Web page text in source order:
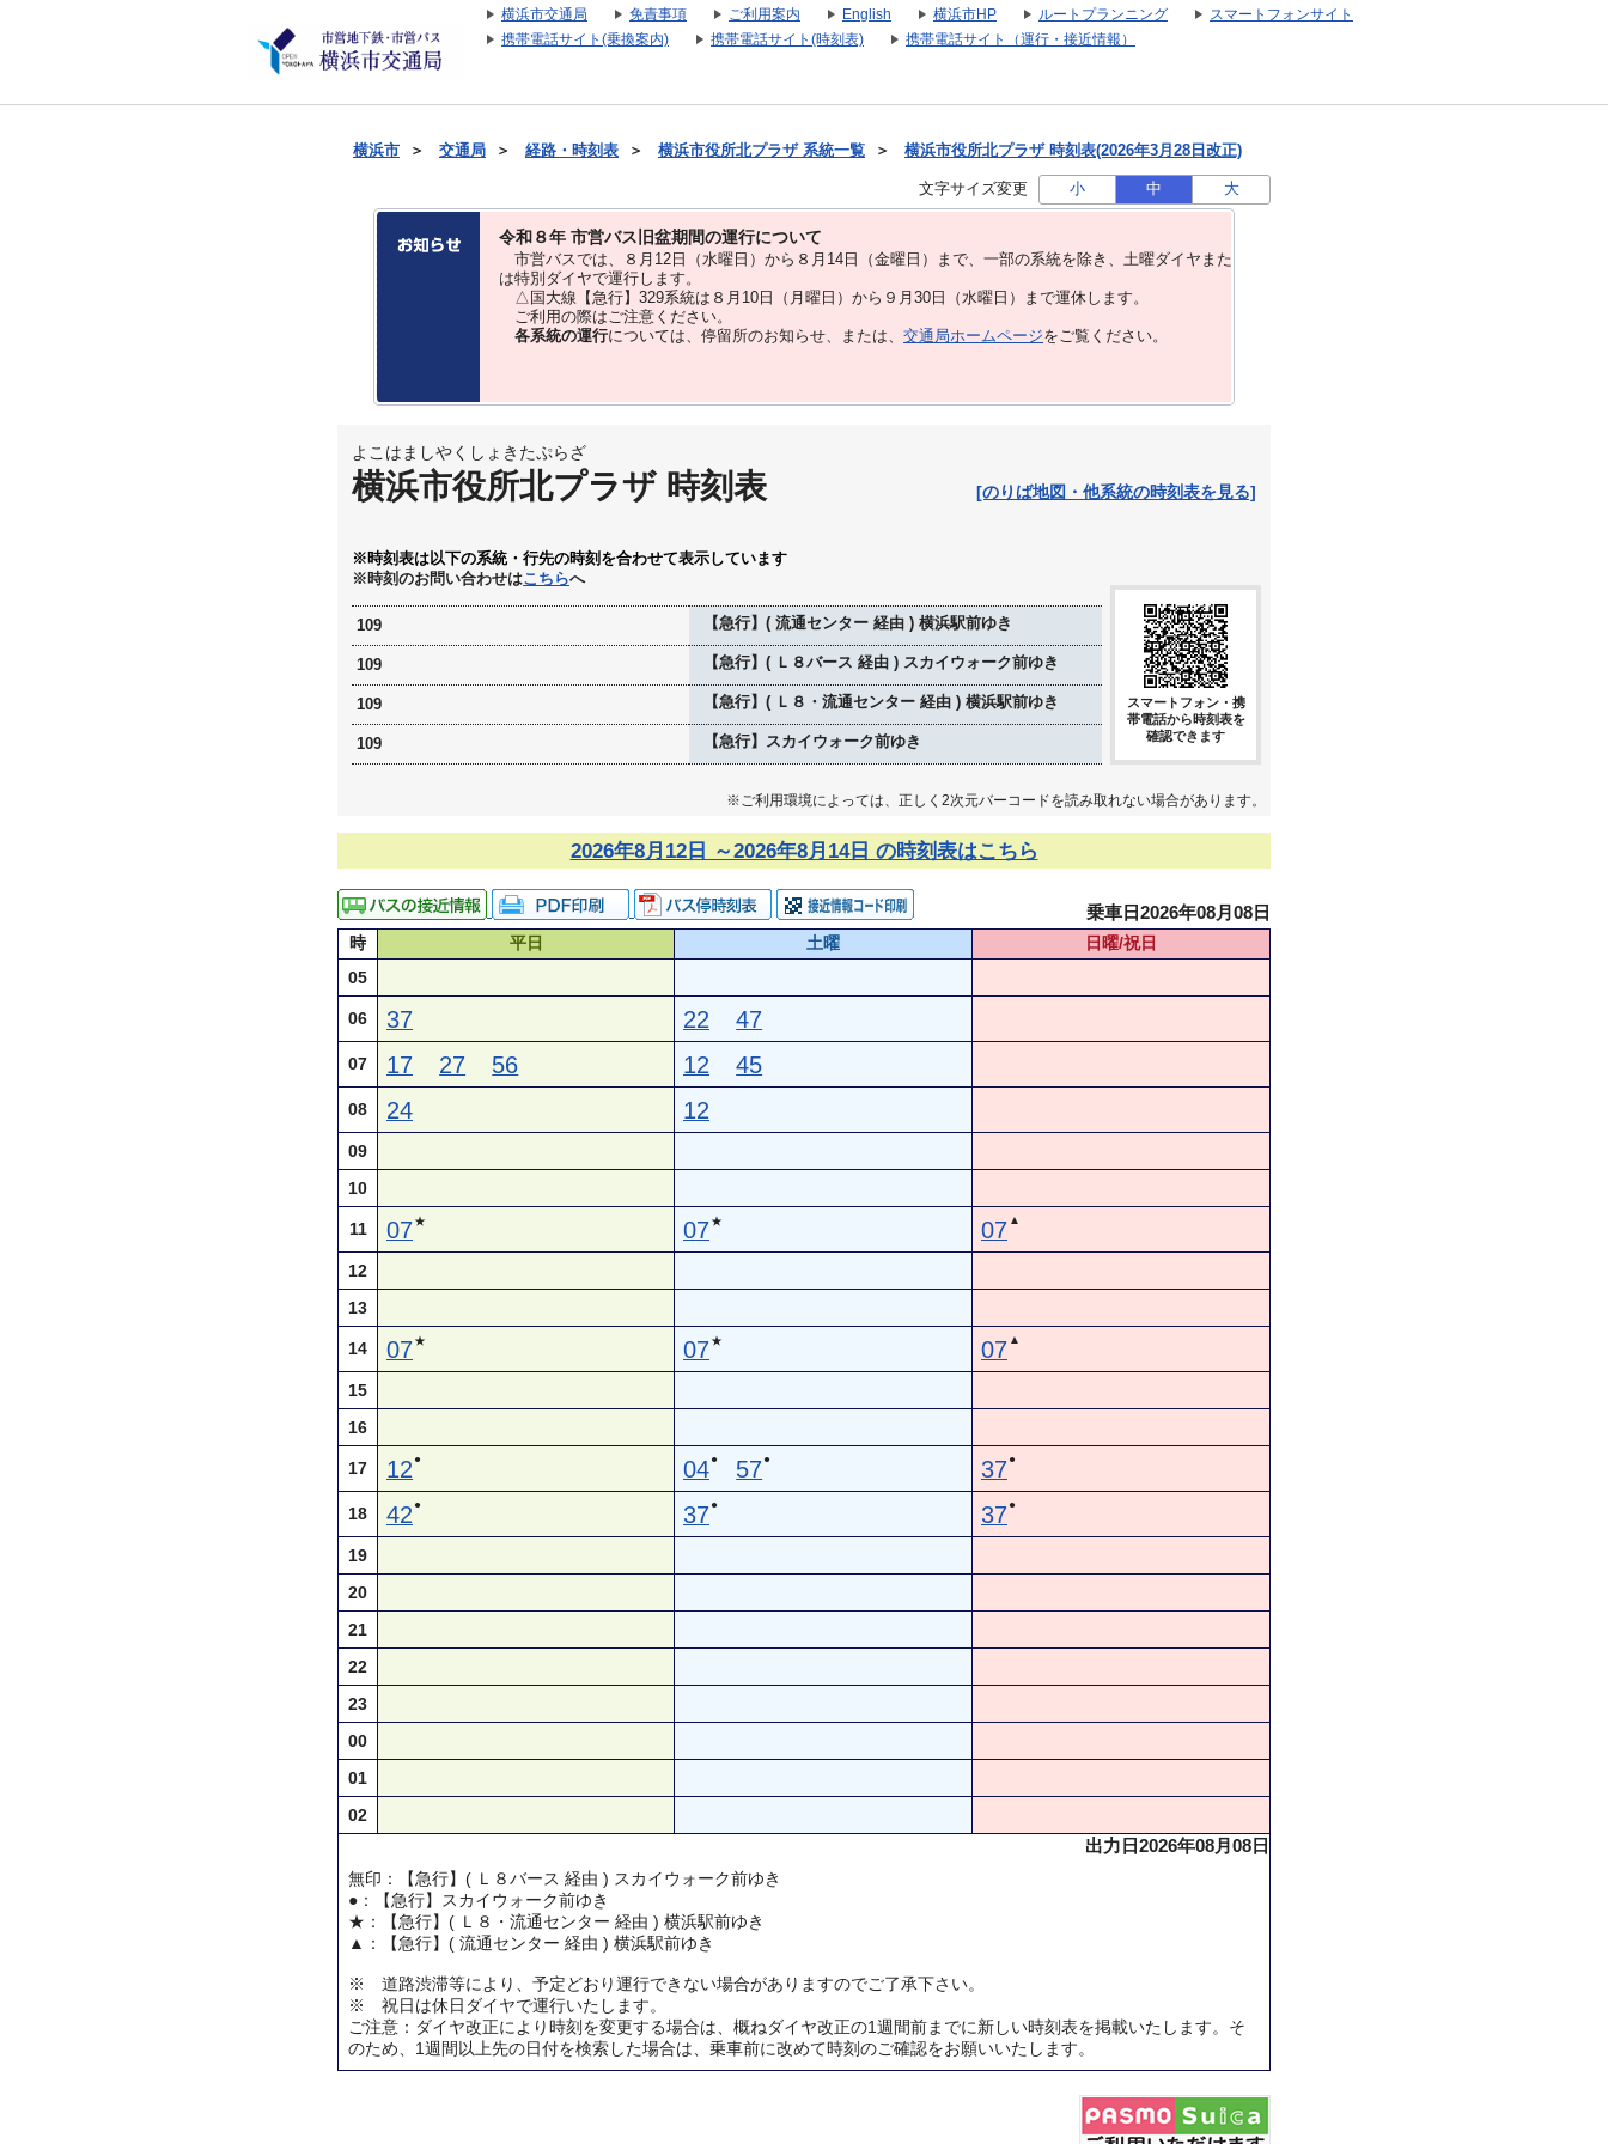
横浜市交通局 免責事項 ご利用案内 English 横浜市HP ルートプランニング
スマートフォンサイト
携帯電話サイト(乗換案内)
携帯電話サイト(時刻表) 携帯電話サイト（運行・接近情報）
横浜市 ＞ 交通局 ＞ 経路・時刻表 ＞ 横浜市役所北プラザ 系統一覧 ＞ 横浜市役所北プラザ 時刻表(2026年3月28日改正)
文字サイズ変更 小 中 大
令和８年 市営バス旧盆期間の運行について
市営バスでは、８⽉12⽇（水曜日）から８⽉14⽇（金曜日）まで、⼀部の系統を除き、⼟曜ダイヤまた
は特別ダイヤで運⾏します。
△国大線【急行】329系統は８月10日（月曜日）から９月30日（水曜日）まで運休します。
ご利用の際はご注意ください。
各系統の運行については、停留所のお知らせ、または、 交通局ホームページをご覧ください。
よこはましやくしょきたぷらざ
横浜市役所北プラザ 時刻表 [のりば地図・他系統の時刻表を見る]
※時刻表は以下の系統・行先の時刻を合わせて表示しています
※時刻のお問い合わせはこちらへ
109 【急行】( 流通センター 経由 ) 横浜駅前ゆき
109 【急行】( Ｌ８バース 経由 ) スカイウォーク前ゆき
109 【急行】( Ｌ８・流通センター 経由 ) 横浜駅前ゆき
109 【急行】スカイウォーク前ゆき
スマートフォン・携
帯電話から時刻表を
確認できます
※ご利用環境によっては、正しく2次元バーコードを読み取れない場合があります。
2026年8月12日 ～2026年8月14日 の時刻表はこちら
乗車日2026年08月08日
時 平日 土曜
日曜/祝日
05
06 37 22 47
07 17 27 56 12 45
08 24 12
09
10
11 07★ 07★ 07 ▲
12
13
14 07★ 07★ 07 ▲
15
16
17 12 ● 04● 57● 37●
18 42 ● 37● 37●
19
20
21
22
23
00
01
02
出力日2026年08月08日
無印：【急行】( Ｌ８バース 経由 ) スカイウォーク前ゆき
●：【急行】スカイウォーク前ゆき
★：【急行】( Ｌ８・流通センター 経由 ) 横浜駅前ゆき
▲：【急行】( 流通センター 経由 ) 横浜駅前ゆき
※ 道路渋滞等により、予定どおり運行できない場合がありますのでご了承下さい。
※ 祝日は休日ダイヤで運行いたします。
ご注意：ダイヤ改正により時刻を変更する場合は、概ねダイヤ改正の1週間前までに新しい時刻表を掲載いたします。そ
のため、1週間以上先の日付を検索した場合は、乗車前に改めて時刻のご確認をお願いいたします。